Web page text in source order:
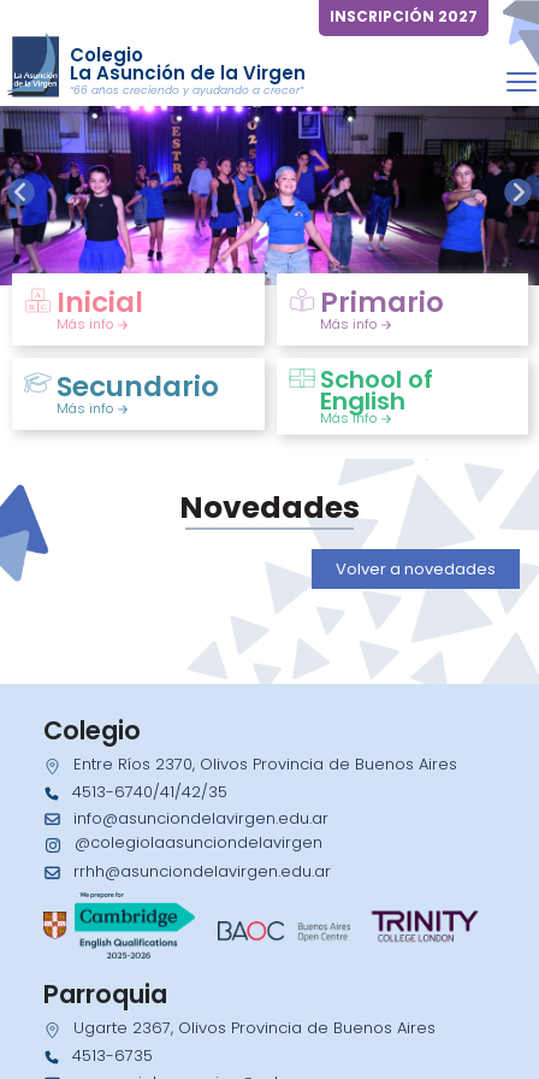
Colegio
La Asunción de la Virgen
“66 años creciendo y ayudando a crecer”
INSCRIPCIÓN 2027
Inicial
Más info
Primario
Más info
Secundario
Más info
School of
English
Más info
Novedades
Volver a novedades
Colegio
Entre Ríos 2370, Olivos Provincia de Buenos Aires
4513-6740/41/42/35
info@asunciondelavirgen.edu.ar
@colegiolaasunciondelavirgen
rrhh@asunciondelavirgen.edu.ar
Parroquia
Ugarte 2367, Olivos Provincia de Buenos Aires
4513-6735